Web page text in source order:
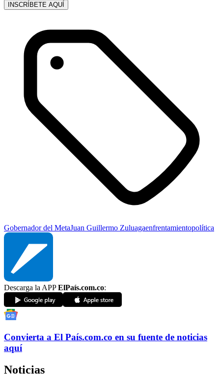
INSCRÍBETE AQUÍ
Gobernador del MetaJuan Guillermo Zuluagaenfrentamientopolítica
Descarga la APPElPaís.com.co:
Convierta a El País.com.co en su fuente de noticias
aquí
Noticias